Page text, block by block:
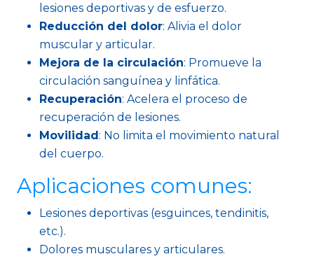
lesiones deportivas y de esfuerzo.
Reducción del dolor: Alivia el dolor
muscular y articular.
Mejora de la circulación: Promueve la
circulación sanguínea y linfática.
Recuperación: Acelera el proceso de
recuperación de lesiones.
Movilidad: No limita el movimiento natural
del cuerpo.
Aplicaciones comunes:
Lesiones deportivas (esguinces, tendinitis,
etc.).
Dolores musculares y articulares.